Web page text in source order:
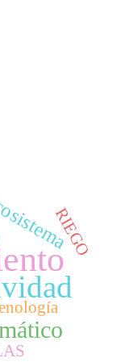
RIEGO